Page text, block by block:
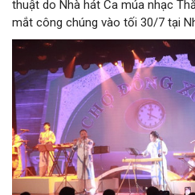
thuật do Nhà hát Ca múa nhạc
mắt công chúng vào tối 30/7 tại
Long (số 31 - 33 phố Lương Văn